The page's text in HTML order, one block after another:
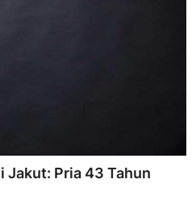
Jakut: Pria 43 Tahun